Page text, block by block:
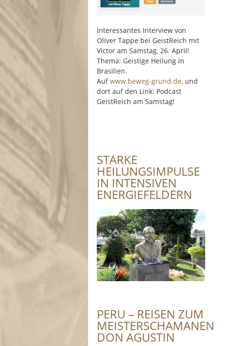
Interessantes Interview von
Oliver Tappe bei GeistReich mit
Victor am Samstag, 26. April!
Thema: Geistige Heilung in
Brasilien.
Aufwww.beweg-grund.de, und
dort auf den Link: Podcast
GeistReich am Samstag!
STARKE
HEILUNGSIMPULSE
IN INTENSIVEN
ENERGIEFELDERN
PERU – REISEN ZUM
MEISTERSCHAMANEN
DON AGUSTIN